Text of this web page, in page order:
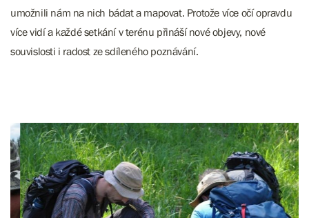
umožnili nám na nich bádat a mapovat. Protože více očí opravdu
více vidí a každé setkání v terénu přináší nové objevy, nové
souvislosti i radost ze sdíleného poznávání.